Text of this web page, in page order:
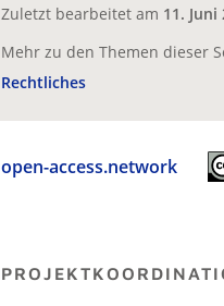
Zuletzt bearbeitet am 11. Juni
Mehr zu den Themen dieser
Rechtliches
open-access.network